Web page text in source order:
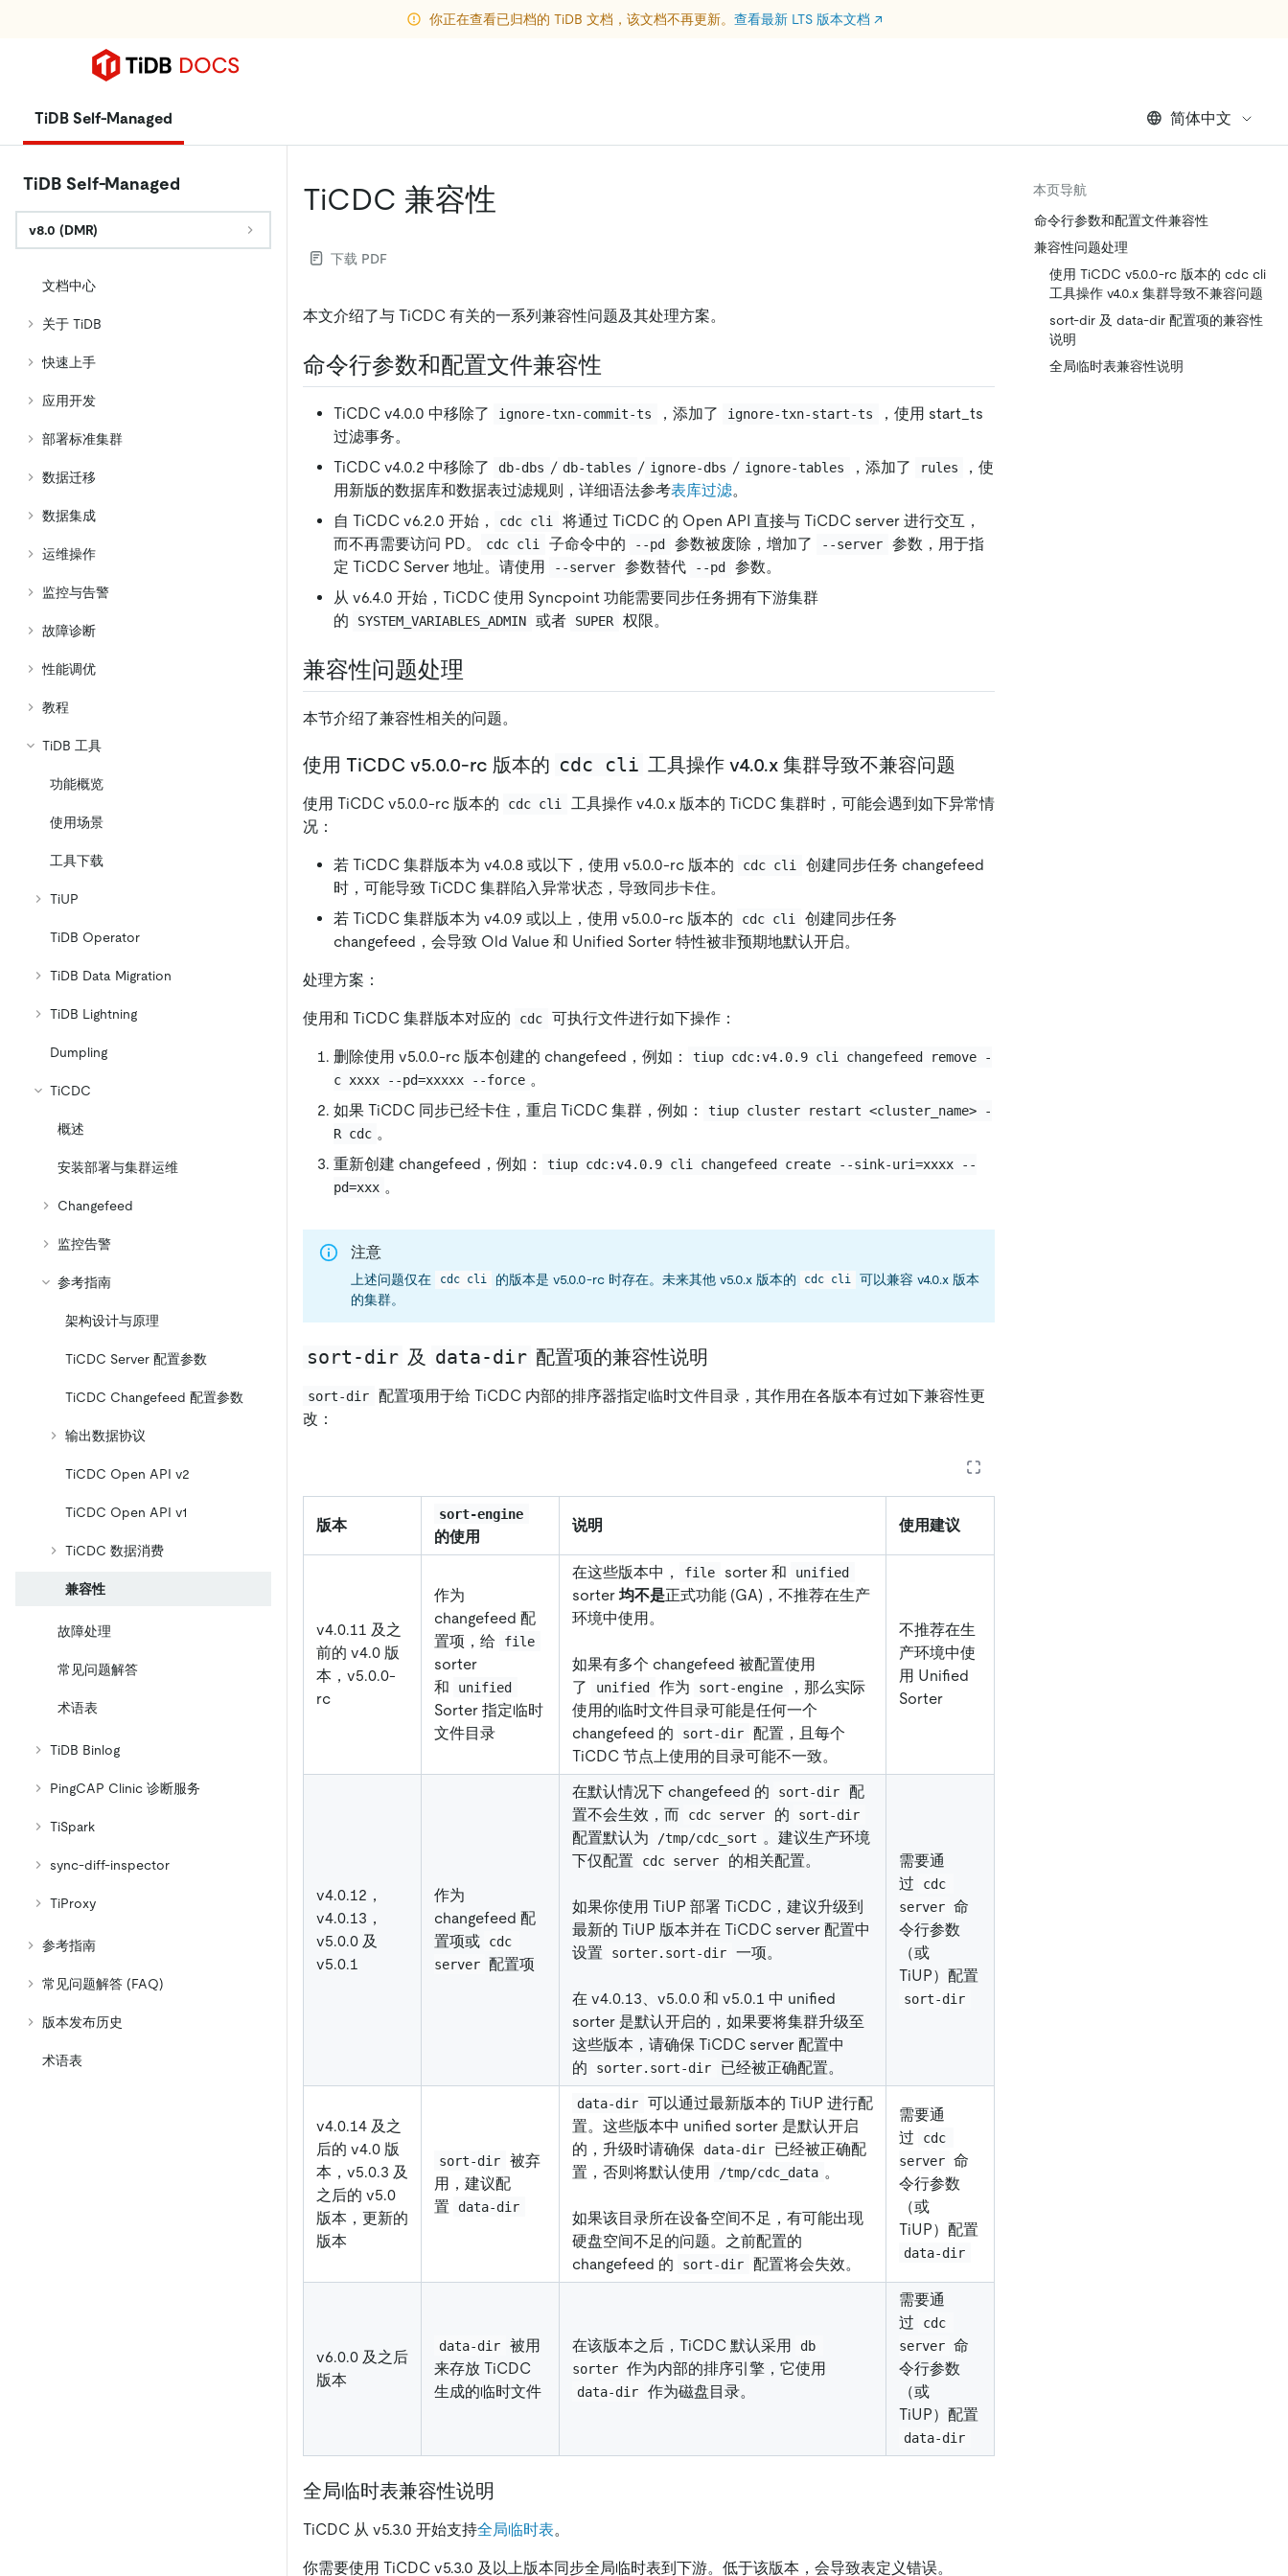
你正在查看已归档的 TiDB 文档，该文档不再更新。 查看最新 LTS 版本文档 ↗
TiDB Self-Managed 简体中文
TiDB Self-Managed
v8.0 (DMR)
文档中心
关于 TiDB
快速上手
应用开发
部署标准集群
数据迁移
数据集成
运维操作
监控与告警
故障诊断
性能调优
教程
TiDB 工具
功能概览
使用场景
工具下载
TiUP
TiDB Operator
TiDB Data Migration
TiDB Lightning
Dumpling
TiCDC
概述
安装部署与集群运维
Changefeed
监控告警
参考指南
架构设计与原理
TiCDC Server 配置参数
TiCDC Changefeed 配置参数
输出数据协议
TiCDC Open API v2
TiCDC Open API v1
TiCDC 数据消费
兼容性
故障处理
常见问题解答
术语表
TiDB Binlog
PingCAP Clinic 诊断服务
TiSpark
sync-diff-inspector
TiProxy
参考指南
常见问题解答 (FAQ)
版本发布历史
术语表
TiCDC 兼容性
下载 PDF
本文介绍了与 TiCDC 有关的一系列兼容性问题及其处理方案。
命令行参数和配置文件兼容性
TiCDC v4.0.0 中移除了 ignore-txn-commit-ts ，添加了 ignore-txn-start-ts
，使用 start_ts
过滤事务。
TiCDC v4.0.2 中移除了
db-dbs / db-tables / ignore-dbs / ignore-tables ，添加了 rules
，使
用新版的数据库和数据表过滤规则，详细语法参考表库过滤。
自 TiCDC v6.2.0 开始，
cdc cli
将通过 TiCDC 的 Open API 直接与 TiCDC server 进行交互，
而不再需要访问 PD。
cdc cli 子命令中的 --pd 参数被废除，增加了 --server
参数，用于指
定 TiCDC Server 地址。请使用
--server 参数替代 --pd
参数。
从 v6.4.0 开始，TiCDC 使用 Syncpoint 功能需要同步任务拥有下游集群
的
SYSTEM_VARIABLES_ADMIN 或者 SUPER 权限。
兼容性问题处理
本节介绍了兼容性相关的问题。
使用 TiCDC v5.0.0-rc 版本的 cdc cli 工具操作 v4.0.x 集群导致不兼容问题
使用 TiCDC v5.0.0-rc 版本的 cdc cli
工具操作 v4.0.x 版本的 TiCDC 集群时，可能会遇到如下异常情
况：
若 TiCDC 集群版本为 v4.0.8 或以下，使用 v5.0.0-rc 版本的 cdc cli
创建同步任务 changefeed
时，可能导致 TiCDC 集群陷入异常状态，导致同步卡住。
若 TiCDC 集群版本为 v4.0.9 或以上，使用 v5.0.0-rc 版本的
cdc cli
创建同步任务
changefeed，会导致 Old Value 和 Unified Sorter 特性被非预期地默认开启。
处理方案：
使用和 TiCDC 集群版本对应的 cdc 可执行文件进行如下操作：
删除使用 v5.0.0-rc 版本创建的 changefeed，例如：
tiup cdc:v4.0.9 cli changefeed remove -
c xxxx --pd=xxxxx --force 。
如果 TiCDC 同步已经卡住，重启 TiCDC 集群，例如：
tiup cluster restart <cluster_name> -
R cdc 。
重新创建 changefeed，例如：
tiup cdc:v4.0.9 cli changefeed create --sink-uri=xxxx --
pd=xxx 。
注意
上述问题仅在 cdc cli 的版本是 v5.0.0-rc 时存在。未来其他 v5.0.x 版本的 cdc cli
可以兼容 v4.0.x 版本
的集群。
sort-dir 及 data-dir 配置项的兼容性说明
sort-dir
配置项用于给 TiCDC 内部的排序器指定临时文件目录，其作用在各版本有过如下兼容性更
改：
版本
sort-engine
的使用
说明 使用建议
v4.0.11 及之
前的 v4.0 版
本，v5.0.0-
rc
作为
changefeed 配
置项，给
file
sorter
和
unified
Sorter 指定临时
文件目录
在这些版本中， file sorter 和 unified
sorter 均不是正式功能 (GA)，不推荐在生产
环境中使用。
如果有多个 changefeed 被配置使用
了
unified 作为 sort-engine
，那么实际
使用的临时文件目录可能是任何一个
changefeed 的
sort-dir
配置，且每个
TiCDC 节点上使用的目录可能不一致。
不推荐在生
产环境中使
用 Unified
Sorter
v4.0.12，
v4.0.13，
v5.0.0 及
v5.0.1
作为
changefeed 配
置项或
cdc
server 配置项
在默认情况下 changefeed 的 sort-dir
配
置不会生效，而
cdc server 的 sort-dir
配置默认为 /tmp/cdc_sort 。建议生产环境
下仅配置
cdc server 的相关配置。
如果你使用 TiUP 部署 TiCDC，建议升级到
最新的 TiUP 版本并在 TiCDC server 配置中
设置
sorter.sort-dir 一项。
在 v4.0.13、v5.0.0 和 v5.0.1 中 unified
sorter 是默认开启的，如果要将集群升级至
这些版本，请确保 TiCDC server 配置中
的
sorter.sort-dir 已经被正确配置。
需要通
过
cdc
server 命
令行参数
（或
TiUP）配置
sort-dir
v4.0.14 及之
后的 v4.0 版
本，v5.0.3 及
之后的 v5.0
版本，更新的
版本
sort-dir
被弃
用，建议配
置
data-dir
data-dir
可以通过最新版本的 TiUP 进行配
置。这些版本中 unified sorter 是默认开启
的，升级时请确保
data-dir
已经被正确配
置，否则将默认使用
/tmp/cdc_data 。
如果该目录所在设备空间不足，有可能出现
硬盘空间不足的问题。之前配置的
changefeed 的
sort-dir 配置将会失效。
需要通
过
cdc
server 命
令行参数
（或
TiUP）配置
data-dir
v6.0.0 及之后
版本
data-dir
被用
来存放 TiCDC
生成的临时文件
在该版本之后，TiCDC 默认采用
db
sorter 作为内部的排序引擎，它使用
data-dir 作为磁盘目录。
需要通
过
cdc
server 命
令行参数
（或
TiUP）配置
data-dir
全局临时表兼容性说明
TiCDC 从 v5.3.0 开始支持全局临时表。
你需要使用 TiCDC v5.3.0 及以上版本同步全局临时表到下游。低于该版本，会导致表定义错误。
本页导航
命令行参数和配置文件兼容性
兼容性问题处理
使用 TiCDC v5.0.0-rc 版本的 cdc cli
工具操作 v4.0.x 集群导致不兼容问题
sort-dir 及 data-dir 配置项的兼容性
说明
全局临时表兼容性说明